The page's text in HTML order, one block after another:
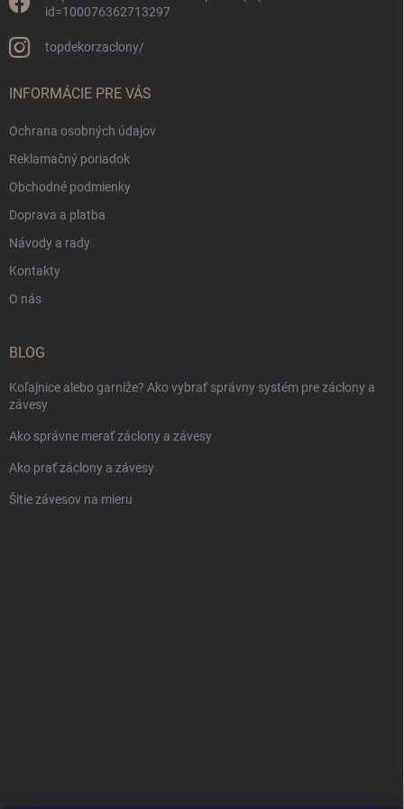
id=100076362713297
topdekorzaclony/
INFORMÁCIE PRE VÁS
Ochrana osobných údajov
Reklamačný poriadok
Obchodné podmienky
Doprava a platba
Návody a rady
Kontakty
O nás
BLOG
Koľajnice alebo garniže? Ako vybrať správny systém pre záclony a
závesy
Ako správne merať záclony a závesy
Ako prať záclony a závesy
Šitie závesov na mieru